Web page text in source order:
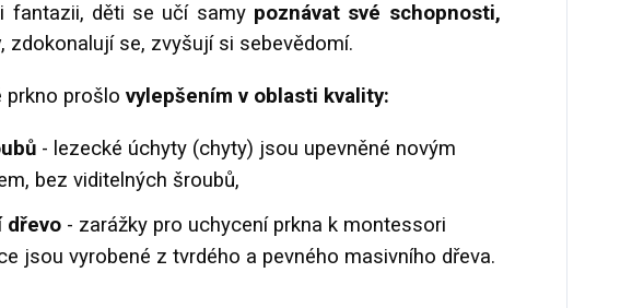
i fantazii, děti se učí samy poznávat své schopnosti,
, zdokonalují se, zvyšují si sebevědomí.
prkno prošlo vylepšením v oblasti kvality:
- lezecké úchyty (chyty) jsou upevněné novým
bez viditelných šroubů,
dřevo - zarážky pro uchycení prkna k montessori
jsou vyrobené z tvrdého a pevného masivního dřeva.